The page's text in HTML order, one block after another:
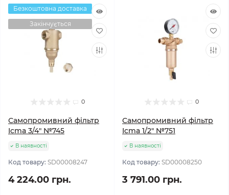
Безкоштовна доставка
Закінчується
0
Самопромивний фільтр
Icma 3/4" №745
В наявності
Код товару: SD00008247
4 224.00 грн.
0
Самопромивний фільтр
Icma 1/2" №751
В наявності
Код товару: SD00008250
3 791.00 грн.